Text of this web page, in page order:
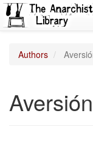
Authors
Aversión